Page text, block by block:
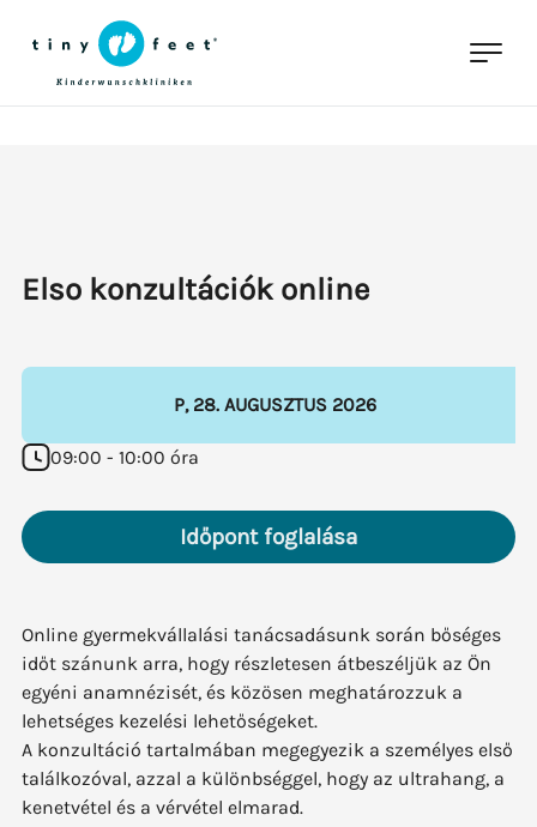
Elso konzultációk online
P, 28. AUGUSZTUS2026
09:00 - 10:00 óra
Időpont foglalása
Online gyermekvállalási tanácsadásunk során bőséges
időt szánunk arra, hogy részletesen átbeszéljük az Ön
egyéni anamnézisét, és közösen meghatározzuk a
lehetséges kezelési lehetőségeket.
A konzultáció tartalmában megegyezik a személyes első
találkozóval, azzal a különbséggel, hogy az ultrahang, a
kenetvétel és a vérvétel elmarad.